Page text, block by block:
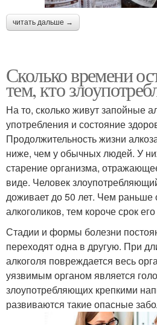
читать дальше →
Сколько времени
тем, кто
На то, сколько живут запойные
употребления и состояние
Продолжительность жизни
ниже, чем у обычных людей. У
старение организма,
виде. Человек
доживает до 50 лет. Чем раньше
алкоголиков, тем короче срок
Стадии и формы болезни
переходят одна в другую. При
алкоголя повреждается весь
уязвимым органом является
злоупотребляющих крепкими
развиваются такие опасные